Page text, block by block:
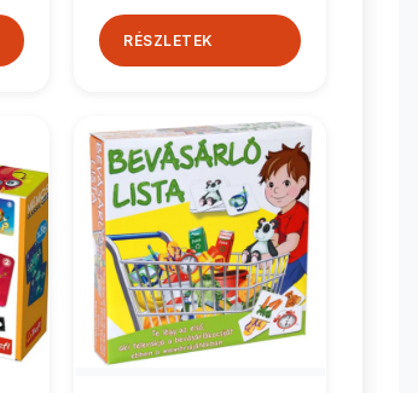
RÉSZLETEK